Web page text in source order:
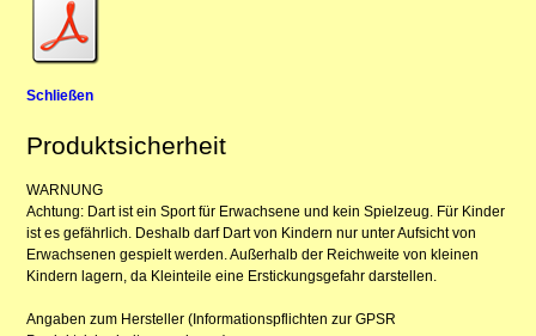
Schließen
Produktsicherheit
WARNUNG
Achtung: Dart ist ein Sport für Erwachsene und kein Spielzeug. Für Kinder
ist es gefährlich. Deshalb darf Dart von Kindern nur unter Aufsicht von
Erwachsenen gespielt werden. Außerhalb der Reichweite von kleinen
Kindern lagern, da Kleinteile eine Erstickungsgefahr darstellen.
Angaben zum Hersteller (Informationspflichten zur GPSR